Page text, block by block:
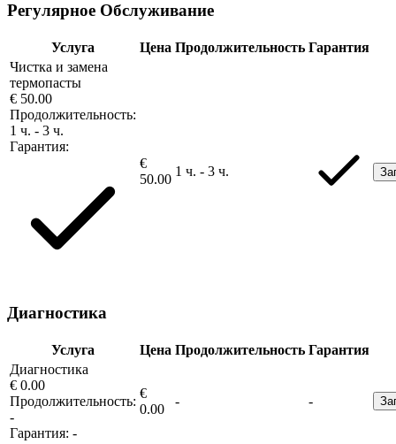
Регулярное Обслуживание
Услуга Цена Продолжительность Гарантия
Чистка и замена
термопасты
€ 50.00
Продолжительность:
1 ч. - 3 ч.
Гарантия:
€
50.00
1 ч. - 3 ч.
Диагностика
Услуга Цена Продолжительность Гарантия
Диагностика
€ 0.00
Продолжительность:
-
Гарантия: -
€
0.00
- -